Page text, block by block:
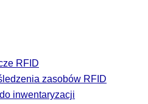
RFID
zasobów RFID
inwentaryzacji